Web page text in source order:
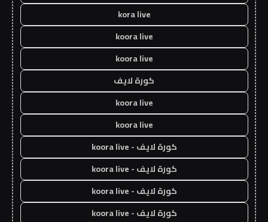
kora live
koora live
koora live
كورة لايف
koora live
koora live
كورة لايف - koora live
كورة لايف - koora live
كورة لايف - koora live
كورة لايف - koora live